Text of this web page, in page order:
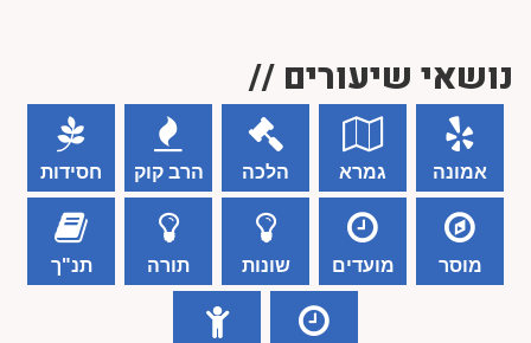
נושאי שיעורים //
אמונה גמרא הלכה הרב קוק חסידות
מוסר מועדים שונות תורה תנ"ך